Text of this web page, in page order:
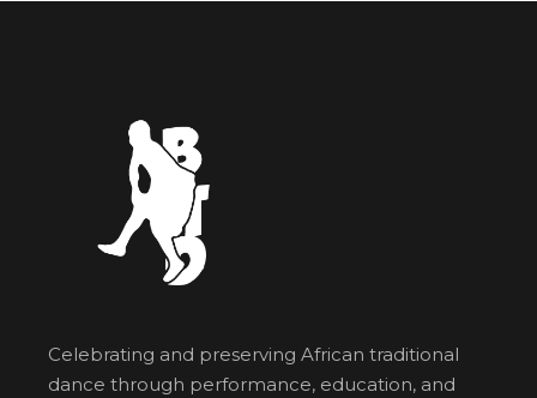
Celebrating and preserving African traditional
dance through performance, education, and